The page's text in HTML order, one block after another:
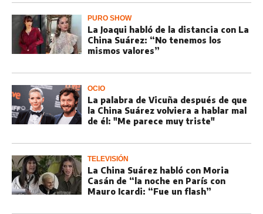
PURO SHOW
La Joaqui habló de la distancia con La
China Suárez: “No tenemos los
mismos valores”
OCIO
La palabra de Vicuña después de que
la China Suárez volviera a hablar mal
de él: "Me parece muy triste"
TELEVISIÓN
La China Suárez habló con Moria
Casán de “la noche en París con
Mauro Icardi: “Fue un flash”